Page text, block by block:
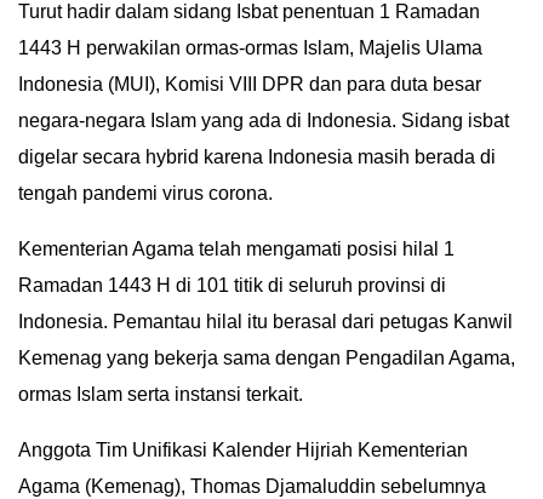
Turut hadir dalam sidang Isbat penentuan 1 Ramadan
1443 H perwakilan ormas-ormas Islam, Majelis Ulama
Indonesia (MUI), Komisi VIII DPR dan para duta besar
negara-negara Islam yang ada di Indonesia. Sidang isbat
digelar secara hybrid karena Indonesia masih berada di
tengah pandemi virus corona.
Kementerian Agama telah mengamati posisi hilal 1
Ramadan 1443 H di 101 titik di seluruh provinsi di
Indonesia. Pemantau hilal itu berasal dari petugas Kanwil
Kemenag yang bekerja sama dengan Pengadilan Agama,
ormas Islam serta instansi terkait.
Anggota Tim Unifikasi Kalender Hijriah Kementerian
Agama (Kemenag), Thomas Djamaluddin sebelumnya